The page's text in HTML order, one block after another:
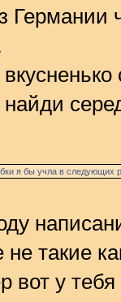
Германии
найди
я бы учла в следующих
не такие
вот у